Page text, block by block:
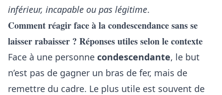
inférieur, incapable ou pas légitime.
Comment réagir face à la condescendance sans se
laisser rabaisser ? Réponses utiles selon le contexte
Face à une personne condescendante, le but
n’est pas de gagner un bras de fer, mais de
remettre du cadre. Le plus utile est souvent de